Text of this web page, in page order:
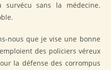
survécu sans la médecine.
nous que je vise une bonne
des policiers véreux
la défense des corrompus